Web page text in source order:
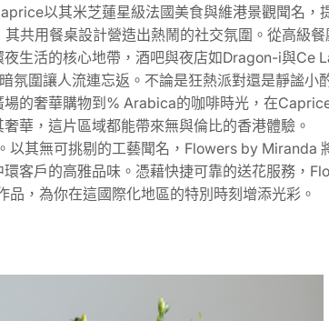
以其米芝蓮星級法國美食與維港景觀聞名
共用餐桌設計營造出熱鬧的社交氛圍。從高級
生活的核心地帶，酒吧與夜店如Dragon-i與Ce
圍讓人流連忘返。不論是狂熱派對還是靜謐小
的奢華購物到% Arabica的咖啡時光，在
華，這片區域都能帶來無與倫比的香港體驗。
其無可挑剔的工藝聞名，Flowers by Miranda
客戶的高雅品味。憑藉快捷可靠的送花服務，
，為你在這國際化地區的特別時刻增添光彩。